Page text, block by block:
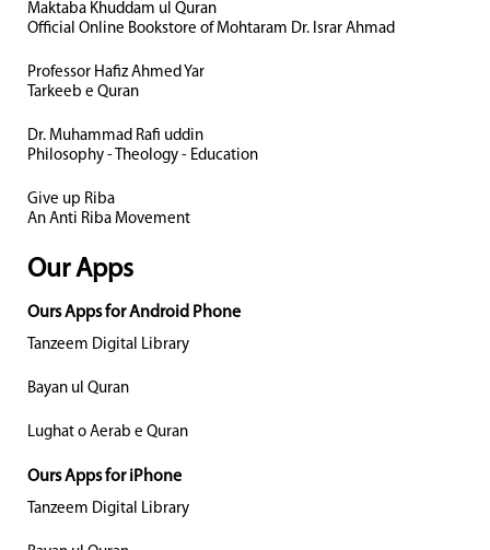
Maktaba Khuddam ul Quran
Official Online Bookstore of Mohtaram Dr. Israr Ahmad
Professor Hafiz Ahmed Yar
Tarkeeb e Quran
Dr. Muhammad Rafi uddin
Philosophy - Theology - Education
Give up Riba
An Anti Riba Movement
Our Apps
Ours Apps for Android Phone
Tanzeem Digital Library
Bayan ul Quran
Lughat o Aerab e Quran
Ours Apps for iPhone
Tanzeem Digital Library